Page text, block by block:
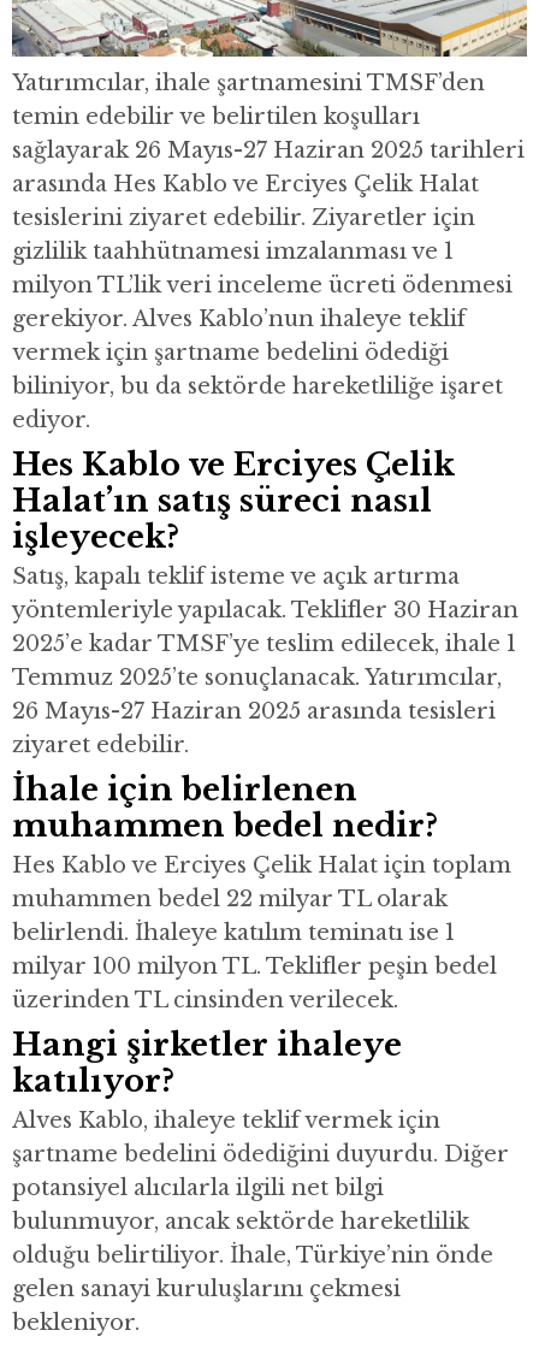
Yatırımcılar, ihale şartnamesini TMSF’den
temin edebilir ve belirtilen koşulları
sağlayarak 26 Mayıs-27 Haziran 2025 tarihleri
arasında Hes Kablo ve Erciyes Çelik Halat
tesislerini ziyaret edebilir. Ziyaretler için
gizlilik taahhütnamesi imzalanması ve 1
milyon TL’lik veri inceleme ücreti ödenmesi
gerekiyor. Alves Kablo’nun ihaleye teklif
vermek için şartname bedelini ödediği
biliniyor, bu da sektörde hareketliliğe işaret
ediyor.
Hes Kablo ve Erciyes Çelik
Halat’ın satış süreci nasıl
işleyecek?
Satış, kapalı teklif isteme ve açık artırma
yöntemleriyle yapılacak. Teklifler 30 Haziran
2025’e kadar TMSF’ye teslim edilecek, ihale 1
Temmuz 2025’te sonuçlanacak. Yatırımcılar,
26 Mayıs-27 Haziran 2025 arasında tesisleri
ziyaret edebilir.
İhale için belirlenen
muhammen bedel nedir?
Hes Kablo ve Erciyes Çelik Halat için toplam
muhammen bedel 22 milyar TL olarak
belirlendi. İhaleye katılım teminatı ise 1
milyar 100 milyon TL. Teklifler peşin bedel
üzerinden TL cinsinden verilecek.
Hangi şirketler ihaleye
katılıyor?
Alves Kablo, ihaleye teklif vermek için
şartname bedelini ödediğini duyurdu. Diğer
potansiyel alıcılarla ilgili net bilgi
bulunmuyor, ancak sektörde hareketlilik
olduğu belirtiliyor. İhale, Türkiye’nin önde
gelen sanayi kuruluşlarını çekmesi
bekleniyor.